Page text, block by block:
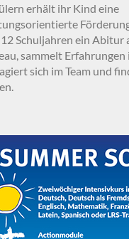
erhält ihr Kind eine
Schuljahren ein Abitur
sammelt Erfahrungen
sich im Team und